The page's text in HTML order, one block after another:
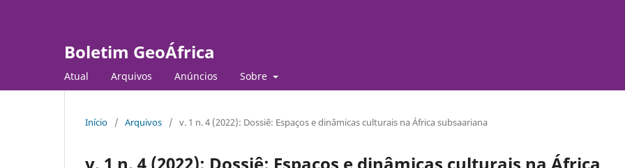
Boletim GeoÁfrica
Atual Arquivos Anúncios Sobre
Início / Arquivos / v. 1 n. 4 (2022): Dossiê: Espaços e dinâmicas culturais na África subsaariana